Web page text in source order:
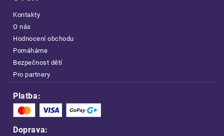
Kontakty
O nás
Hodnocení obchodu
Pomáháme
Bezpečnost dětí
Pro partnery
Platba:
Doprava: